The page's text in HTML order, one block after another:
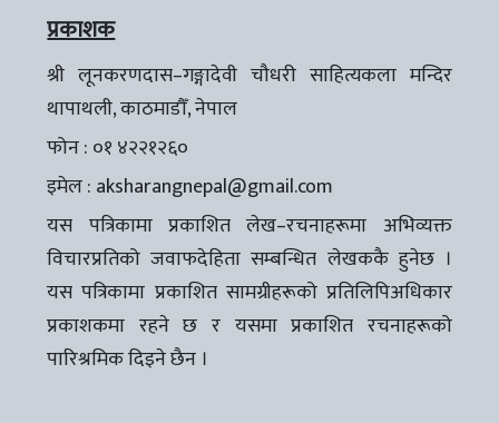
प्रकाशक
श्री लूनकरणदास–गङ्गादेवी चौधरी साहित्यकला मन्दिर
थापाथली, काठमाडौँ, नेपाल
फोन : ०१ ४२२१२६०
इमेल : aksharangnepal@gmail.com
यस पत्रिकामा प्रकाशित लेख–रचनाहरूमा अभिव्यक्त
विचारप्रतिको जवाफदेहिता सम्बन्धित लेखककै हुनेछ ।
यस पत्रिकामा प्रकाशित सामग्रीहरूको प्रतिलिपिअधिकार
प्रकाशकमा रहने छ र यसमा प्रकाशित रचनाहरूको
पारिश्रमिक दिइने छैन ।